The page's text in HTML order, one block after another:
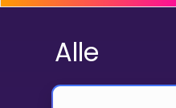
Vis merAlle